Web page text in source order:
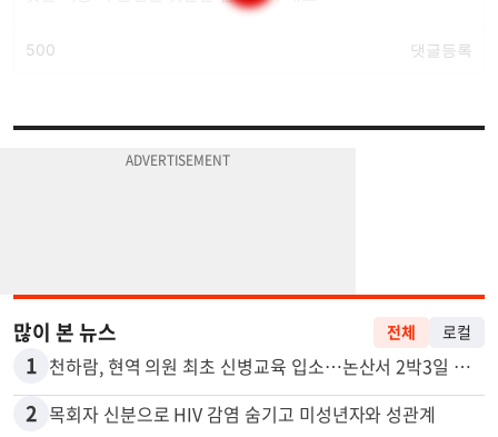
많이 본 뉴스 전체 로컬
1 천하람, 현역 의원 최초 신병교육 입소…논산서 2박3일 생활
2 목회자 신분으로 HIV 감염 숨기고 미성년자와 성관계